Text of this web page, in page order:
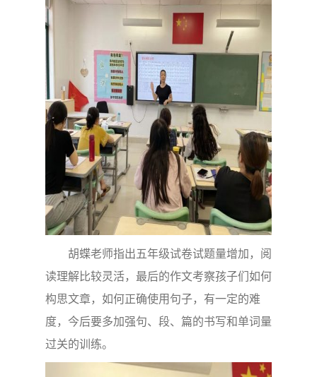
胡蝶老师指出五年级试卷试题量增加，阅
读理解比较灵活，最后的作文考察孩子们如何
构思文章，如何正确使用句子，有一定的难
度，今后要多加强句、段、篇的书写和单词量
过关的训练。